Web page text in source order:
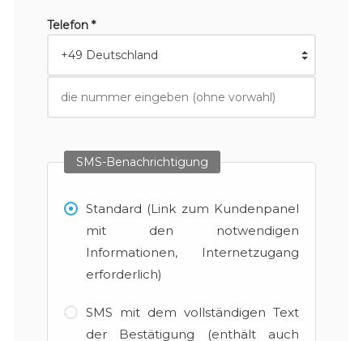
Telefon *
SMS-Benachrichtigung
Standard (Link zum Kundenpanel
mit den notwendigen
Informationen, Internetzugang
erforderlich)
SMS mit dem vollständigen Text
der Bestätigung (enthält auch